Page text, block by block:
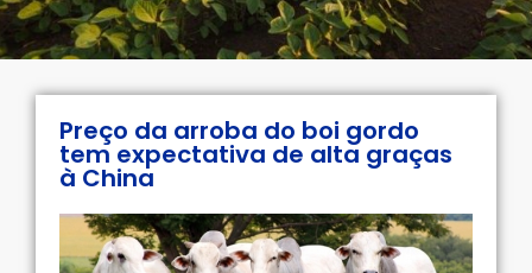
Preço da arroba do boi gordo
tem expectativa de alta graças
à China